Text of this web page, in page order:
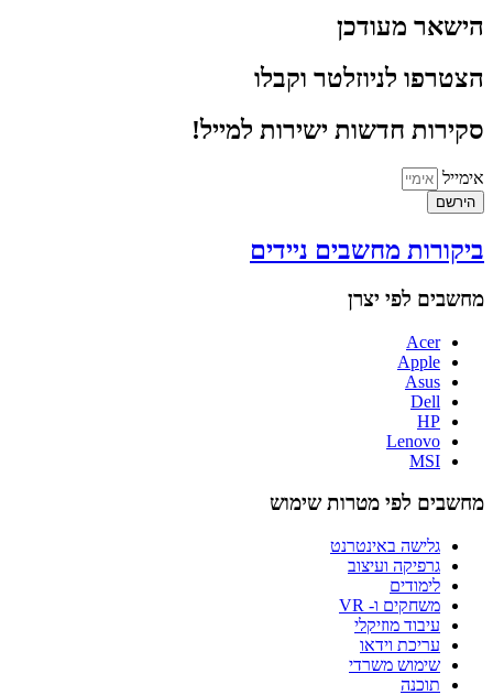
הישאר מעודכן
הצטרפו לניוזלטר וקבלו
סקירות חדשות ישירות למייל!
אימייל
הירשם
ביקורות מחשבים ניידים
מחשבים לפי יצרן
Acer
Apple
Asus
Dell
HP
Lenovo
MSI
מחשבים לפי מטרות שימוש
גלישה באינטרנט
גרפיקה ועיצוב
לימודים
משחקים ו- VR
עיבוד מוזיקלי
עריכת וידאו
שימוש משרדי
תוכנה